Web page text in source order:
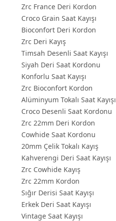
Zrc France Deri Kordon
Croco Grain Saat Kayışı
Bioconfort Deri Kordon
Zrc Deri Kayış
Timsah Desenli Saat Kayışı
Siyah Deri Saat Kordonu
Konforlu Saat Kayışı
Zrc Bioconfort Kordon
Alüminyum Tokalı Saat Kayışı
Croco Desenli Saat Kordonu
Zrc 22mm Deri Kordon
Cowhide Saat Kordonu
20mm Çelik Tokalı Kayış
Kahverengi Deri Saat Kayışı
Zrc Cowhide Kayış
Zrc 22mm Kordon
Sığır Derisi Saat Kayışı
Erkek Deri Saat Kayışı
Vintage Saat Kayışı